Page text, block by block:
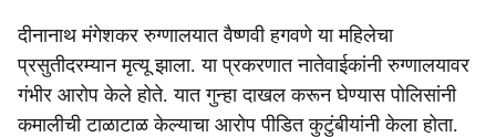
दीनानाथ मंगेशकर रुग्णालयात वैष्णवी हगवणे या महिलेचा
प्रसुतीदरम्यान मृत्यू झाला. या प्रकरणात नातेवाईकांनी रुग्णालयावर
गंभीर आरोप केले होते. यात गुन्हा दाखल करून घेण्यास पोलिसांनी
कमालीची टाळाटाळ केल्याचा आरोप पीडित कुटुंबीयांनी केला होता.